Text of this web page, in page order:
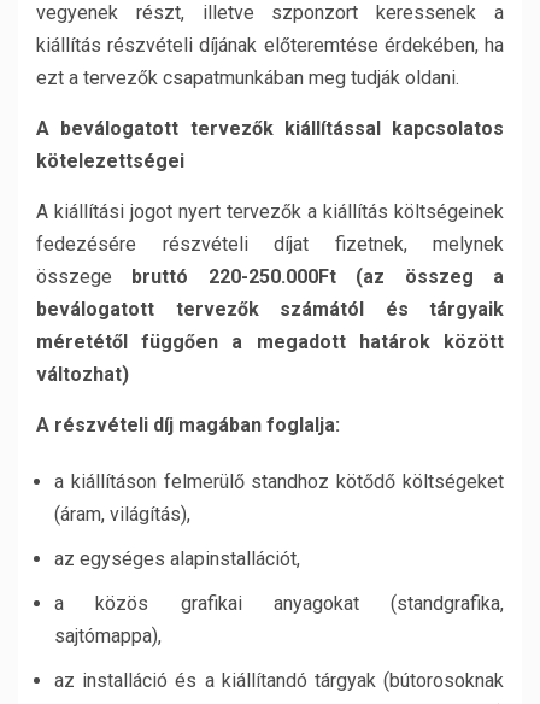
vegyenek részt, illetve szponzort keressenek a
kiállítás részvételi díjának előteremtése érdekében, ha
ezt a tervezők csapatmunkában meg tudják oldani.
A beválogatott tervezők kiállítással kapcsolatos
kötelezettségei
A kiállítási jogot nyert tervezők a kiállítás költségeinek
fedezésére részvételi díjat fizetnek, melynek
összege
bruttó 220-250.000Ft (az összeg a
beválogatott tervezők számától és tárgyaik
méretétől függően a megadott határok között
változhat)
A részvételi díj magában foglalja:
a kiállításon felmerülő standhoz kötődő költségeket
(áram, világítás),
az egységes alapinstallációt,
a közös grafikai anyagokat (standgrafika,
sajtómappa),
az installáció és a kiállítandó tárgyak (bútorosoknak